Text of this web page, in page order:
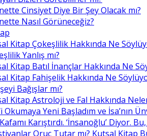
Cinsiyet Diye Bir Şey Olacak mı?
Nasıl Görüneceğiz?
Kitap Çokeşlilik Hakkında Ne
Yanlış mı?
Kitap Batıl İnançlar Hakkında Ne
Kitap Fahişelik Hakkında Ne
Bağışlar mı?
Kitap Astroloji ve Fal Hakkında
Okumaya Yeni Başladım ve İsa’nın
Karıştırdı. ‘İnsanoğlu’ Diyor.
Oruç Tutar mı? Kutsal Kitap